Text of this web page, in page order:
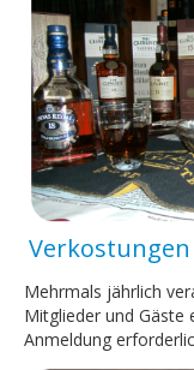
Sponsoren
Freunde
Kontakt
Verkostungen
Mehrmals jährlich
Mitglieder und Gäste
Anmeldung